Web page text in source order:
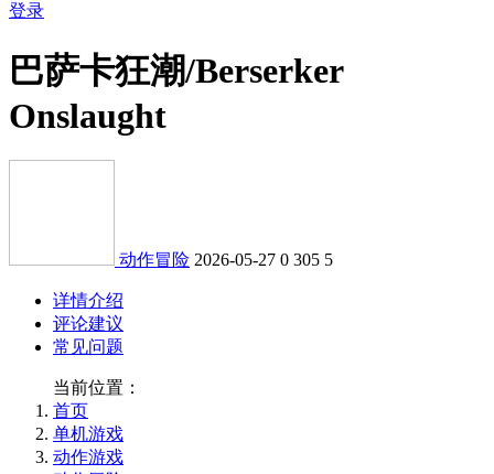
登录
巴萨卡狂潮/Berserker
Onslaught
动作冒险 2026-05-27 0 305 5
详情介绍
评论建议
常见问题
当前位置：
首页
单机游戏
动作游戏